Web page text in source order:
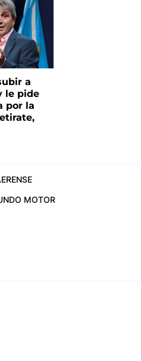
a
le pide
por la
MOTOR